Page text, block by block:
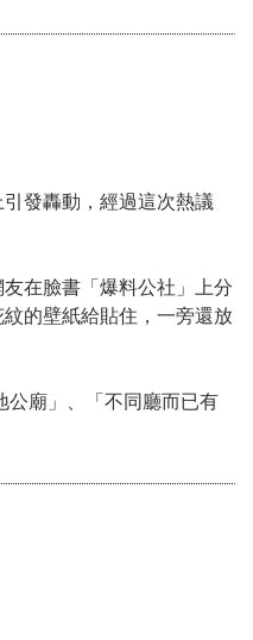
發轟動，經過這次熱議
在臉書「爆料公社」上分
的壁紙給貼住，一旁還放
公廟」、「不同廳而已有